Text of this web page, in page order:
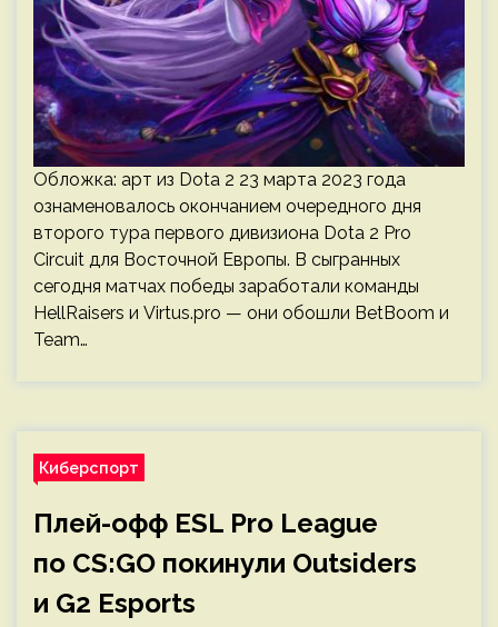
Обложка: арт из Dota 2 23 марта 2023 года
ознаменовалось окончанием очередного дня
второго тура первого дивизиона Dota 2 Pro
Circuit для Восточной Европы. В сыгранных
сегодня матчах победы заработали команды
HellRaisers и Virtus.pro — они обошли BetBoom и
Team…
Киберспорт
Плей-офф ESL Pro League
по CS:GO покинули Outsiders
и G2 Esports